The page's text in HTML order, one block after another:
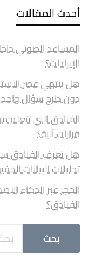
أحدث المقالات
المساعد الصوتي
الإيرادات؟
هل ينتهي عصر
دون طرح سؤال واحد
الفنادق التي
قرارات آلية؟
هل تعرف الفنادق
تحليلات البيانات
الحجز عبر الذكاء
الفنادق؟